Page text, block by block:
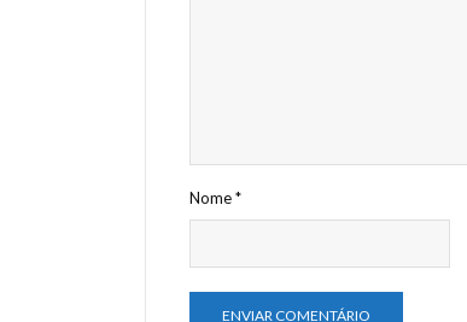
Nome*